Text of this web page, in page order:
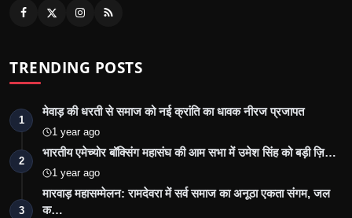
TRENDING POSTS
1
मेवाड़ की धरती से समाज को नई क्रांति का धावक नीरज प्रजापत
1 year ago
2
भारतीय एमेच्योर बॉक्सिंग महासंघ की आम सभा में उमेश सिंह को बड़ी ज़ि…
1 year ago
3
मारवाड़ महासम्मेलन: रामदेवरा में सर्व समाज का अनूठा एकता संगम, जल
क…